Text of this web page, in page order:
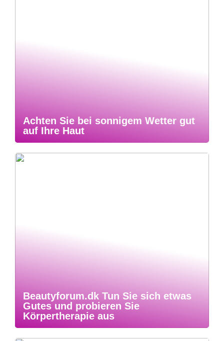
Achten Sie bei sonnigem Wetter gut
auf Ihre Haut
Beautyforum.dk Tun Sie sich etwas
Gutes und probieren Sie
Körpertherapie aus